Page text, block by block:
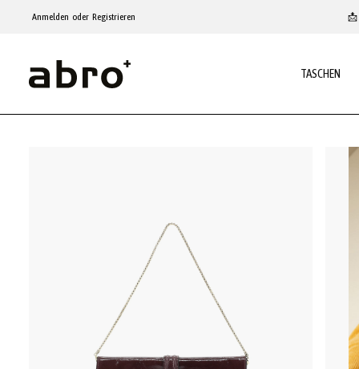
Hauptinhalt springen
Zur Hauptnavigation springen
Anmelden oder Registrieren 📩
TASCHEN